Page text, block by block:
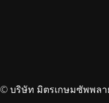
© บริษัท มิตรเกษมซัพพลา